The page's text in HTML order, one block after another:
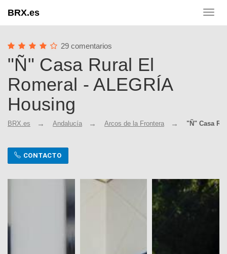
BRX.es
29 comentarios
"Ñ" Casa Rural El
Romeral - ALEGRÍA
Housing
BRX.es Andalucía Arcos de la Frontera "Ñ" Casa
CONTACTO